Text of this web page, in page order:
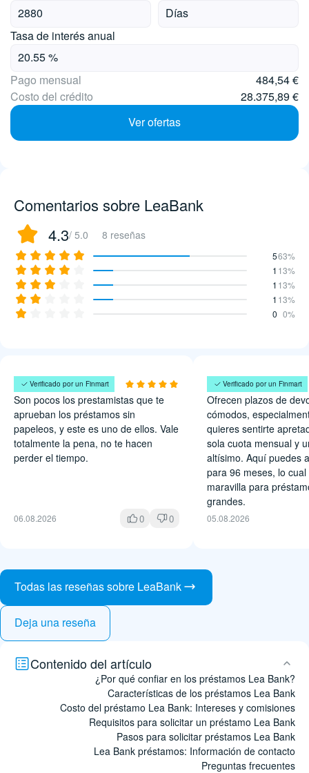
Tasa de interés anual
Pago mensual
484,54 €
Costo del crédito
28.375,89 €
Ver ofertas
Comentarios sobre LeaBank
4.3/ 5.0 8 reseñas
563%
1 13%
1 13%
1 13%
0 0%
Michell Ochoa
Son pocos los prestamistas que te
aprueban los préstamos sin
papeleos, y este es uno de ellos. Vale
totalmente la pena, no te hacen
perder el tiempo.
06.08.2026 0 0
Verificado por un Finmart Pedro Acosta
Ofrecen plazos de
cómodos,
quieres sentirte
sola cuota mensual y
altísimo. Aquí puedes
para 96 meses, lo
maravilla para
grandes.
05.08.2026
Verificado por un Finmart
Todas las reseñas sobre LeaBank
Deja una reseña
Contenido del artículo
¿Por qué confiar en los préstamos Lea Bank?
Características de los préstamos Lea Bank
Costo del préstamo Lea Bank: Intereses y comisiones
Requisitos para solicitar un préstamo Lea Bank
Pasos para solicitar préstamos Lea Bank
Lea Bank préstamos: Información de contacto
Preguntas frecuentes